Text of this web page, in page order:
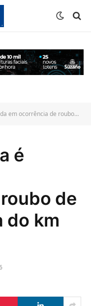
roubo de moto na altura do km 30 da Raposo
é
de
do km